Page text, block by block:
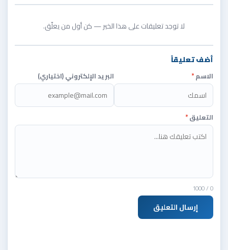
لا توجد تعليقات على هذا الخبر — كن أول من يعلّق.
أضف تعليقاً
الاسم* البريد الإلكتروني (اختياري)
التعليق*
0
/ 1000
إرسال التعليق